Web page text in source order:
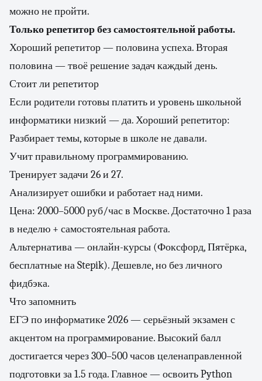
можно не пройти.
Только репетитор без самостоятельной работы.
Хороший репетитор — половина успеха. Вторая
половина — твоё решение задач каждый день.
Стоит ли репетитор
Если родители готовы платить и уровень школьной
информатики низкий — да. Хороший репетитор:
Разбирает темы, которые в школе не давали.
Учит правильному программированию.
Тренирует задачи 26 и 27.
Анализирует ошибки и работает над ними.
Цена: 2000–5000 руб/час в Москве. Достаточно 1 раза
в неделю + самостоятельная работа.
Альтернатива — онлайн-курсы (Фоксфорд, Пятёрка,
бесплатные на Stepik). Дешевле, но без личного
фидбэка.
Что запомнить
ЕГЭ по информатике 2026 — серьёзный экзамен с
акцентом на программирование. Высокий балл
достигается через 300–500 часов целенаправленной
подготовки за 1.5 года. Главное — освоить Python